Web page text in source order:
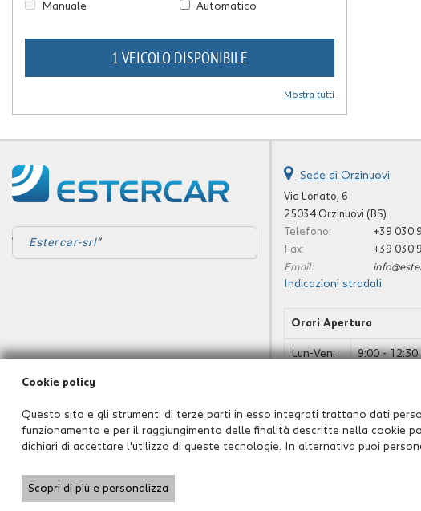
Manuale
Automatico
1 VEICOLO DISPONIBILE
Mostra tutti
Estercar-srl
Sede di Orzinuovi
Via Lonato, 6
25034 Orzinuovi (BS)
Telefono:
+39 030
Fax:
+39 030
Email:
Indicazioni stradali
Orari Apertura
Lun-Ven: 9:00 -
Dom: Chiuso
Copyright © 2026 GestionaleAuto.com S.r.l., Tutti i diritti riservati -
Cookie policy
Questo sito e gli strumenti di terze parti in esso integrati trattano dati
funzionamento e per il raggiungimento delle finalità descritte nella cookie
dichiari di accettare l'utilizzo di queste tecnologie. In alternativa puoi
Scopri di più e personalizza